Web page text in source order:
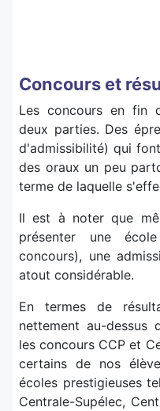
Concours et
Les concours en fin
deux parties. Des
d'admissibilité) qui
des oraux un peu
terme de laquelle
Il est à noter que
présenter une
concours), une
atout considérable.
En termes de
nettement au-dessus
les concours CCP et
certains de nos
écoles prestigieuses
Centrale-Supélec,